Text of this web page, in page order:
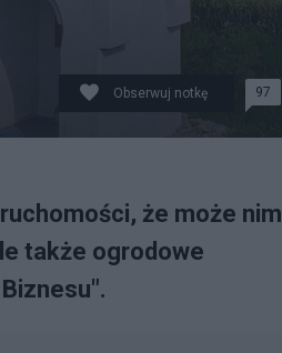
Obserwuj notkę 97
że może nim
także ogrodowe